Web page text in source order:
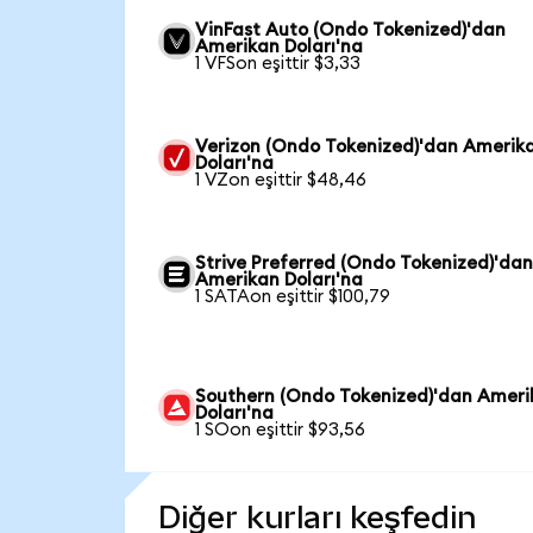
VinFast Auto (Ondo Tokenized)'dan
Amerikan Doları'na
1 VFSon eşittir $3,33
Verizon (Ondo Tokenized)'dan
Doları'na
1 VZon eşittir $48,46
Strive Preferred (Ondo Tokenized)'dan
Amerikan Doları'na
1 SATAon eşittir $100,79
Southern (Ondo Tokenized)'dan
Doları'na
1 SOon eşittir $93,56
Diğer kurları keşfedin